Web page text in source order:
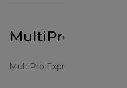
MultiPro
MultiPro Express